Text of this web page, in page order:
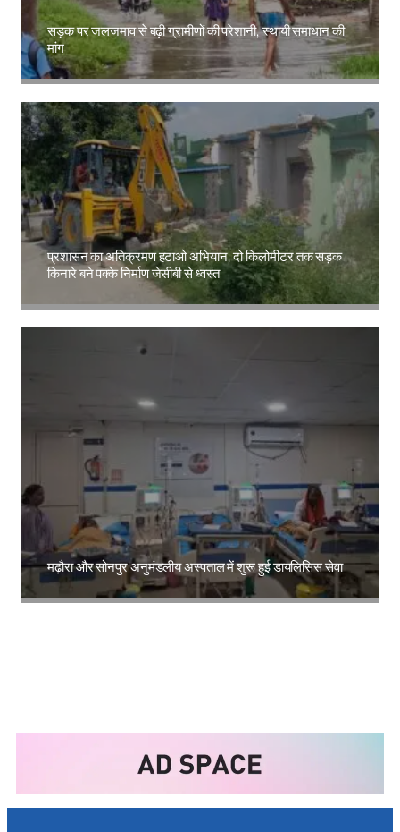
सड़क पर जलजमाव से बढ़ी ग्रामीणों की परेशानी, स्थायी समाधान की
मांग
Amit Lekh
प्रशासन का अतिक्रमण हटाओ अभियान, दो किलोमीटर तक सड़क
किनारे बने पक्के निर्माण जेसीबी से ध्वस्त
मढ़ौरा और सोनपुर अनुमंडलीय अस्पताल में शुरू हुई डायलिसिस सेवा
Amit Lekh